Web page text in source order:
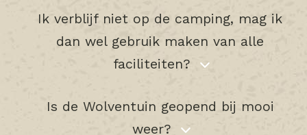
Ik verblijf niet op de camping, mag ik
dan wel gebruik maken van alle
faciliteiten?
Is de Wolventuin geopend bij mooi
weer?